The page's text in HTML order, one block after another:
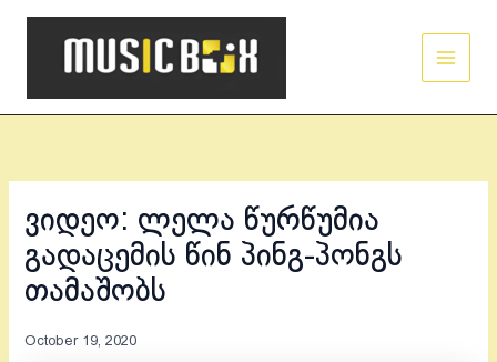
Skip
ვიდეო: ლელა წურწუმია
გადაცემის წინ პინგ-პონგს
თამაშობს
October 19, 2020